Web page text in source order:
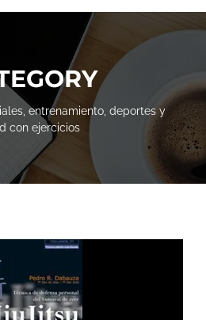
entrenamiento, deportes y
con ejercicios